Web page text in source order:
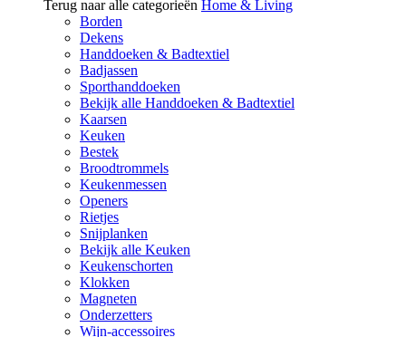
Terug naar alle categorieën Home & Living
Borden
Dekens
Handdoeken & Badtextiel
Badjassen
Sporthanddoeken
Bekijk alle Handdoeken & Badtextiel
Kaarsen
Keuken
Bestek
Broodtrommels
Keukenmessen
Openers
Rietjes
Snijplanken
Bekijk alle Keuken
Keukenschorten
Klokken
Magneten
Onderzetters
Wijn-accessoires